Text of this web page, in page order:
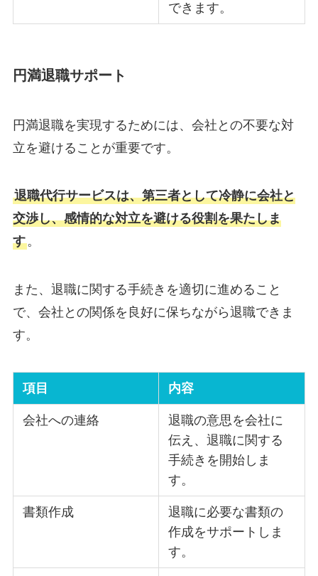
できます。
円満退職サポート
円満退職を実現するためには、会社との不要な対
立を避けることが重要です。
退職代行サービスは、第三者として冷静に会社と
交渉し、感情的な対立を避ける役割を果たしま
す。
また、退職に関する手続きを適切に進めること
で、会社との関係を良好に保ちながら退職できま
す。
項目 内容
会社への連絡
退職の意思を会社に
伝え、退職に関する
手続きを開始しま
す。
書類作成
退職に必要な書類の
作成をサポートしま
す。